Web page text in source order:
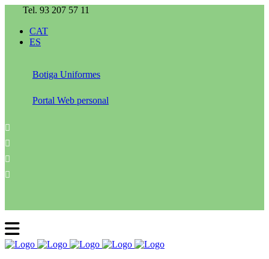
Tel. 93 207 57 11
CAT
ES
Botiga Uniformes
Portal Web personal